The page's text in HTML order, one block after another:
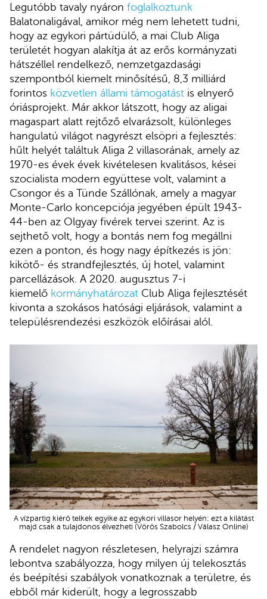
Legutóbb tavaly nyáron foglalkoztunk
Balatonaligával, amikor még nem lehetett tudni,
hogy az egykori pártüdülő, a mai Club Aliga
területét hogyan alakítja át az erős kormányzati
hátszéllel rendelkező, nemzetgazdasági
szempontból kiemelt minősítésű, 8,3 milliárd
forintos közvetlen állami támogatást is elnyerő
óriásprojekt. Már akkor látszott, hogy az aligai
magaspart alatt rejtőző elvarázsolt, különleges
hangulatú világot nagyrészt elsöpri a fejlesztés:
hűlt helyét találtuk Aliga 2 villasorának, amely az
1970-es évek évek kivételesen kvalitásos, kései
szocialista modern együttese volt, valamint a
Csongor és a Tünde Szállónak, amely a magyar
Monte-Carlo koncepciója jegyében épült 1943-
44-ben az Olgyay fivérek tervei szerint. Az is
sejthető volt, hogy a bontás nem fog megállni
ezen a ponton, és hogy nagy építkezés is jön:
kikötő- és strandfejlesztés, új hotel, valamint
parcellázások. A 2020. augusztus 7-i
kiemelő kormányhatározat Club Aliga fejlesztését
kivonta a szokásos hatósági eljárások, valamint a
településrendezési eszközök előírásai alól.
A vízpartig kiérő telkek egyike az egykori villasor helyén: ezt a kilátást
majd csak a tulajdonos élvezheti (Vörös Szabolcs / Válasz Online)
A rendelet nagyon részletesen, helyrajzi számra
lebontva szabályozza, hogy milyen új telekosztás
és beépítési szabályok vonatkoznak a területre, és
ebből már kiderült, hogy a legrosszabb